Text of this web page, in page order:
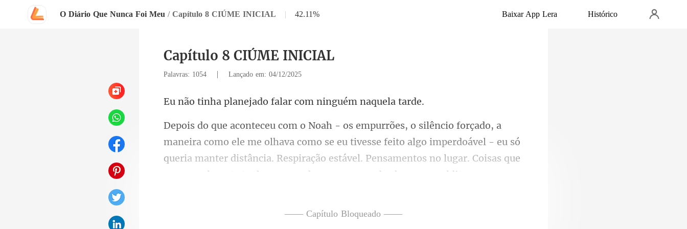
O Diário Que Nunca Foi Meu / Capítulo 8 CIÚME INICIAL | 42.11% Baixar App Lera Histórico
Capítulo 8 CIÚME INICIAL
Palavras: 1054 | Lançado em: 04/12/2025
jado falar com nin
a como se eu tivesse feito algo imperdoável - eu só
queria manter distância. Respiração estável. P
—— Capítulo Bloqueado ——